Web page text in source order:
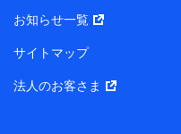
情報
2. 共同利用者の範囲
当社（https://
お知らせ一覧
サイトマップ
法人のお客さま